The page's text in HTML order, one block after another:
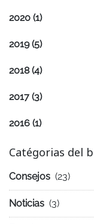
2020 (1)
2019(5)
2018(4)
2017 (3)
2016 (1)
Catégorias del
Consejos (23)
Noticias (3)